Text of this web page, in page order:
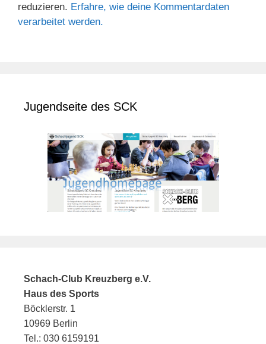
reduzieren. Erfahre, wie deine Kommentardaten
verarbeitet werden.
Jugendseite des SCK
Schach-Club Kreuzberg e.V.
Haus des Sports
Böcklerstr. 1
10969 Berlin
Tel.: 030 6159191